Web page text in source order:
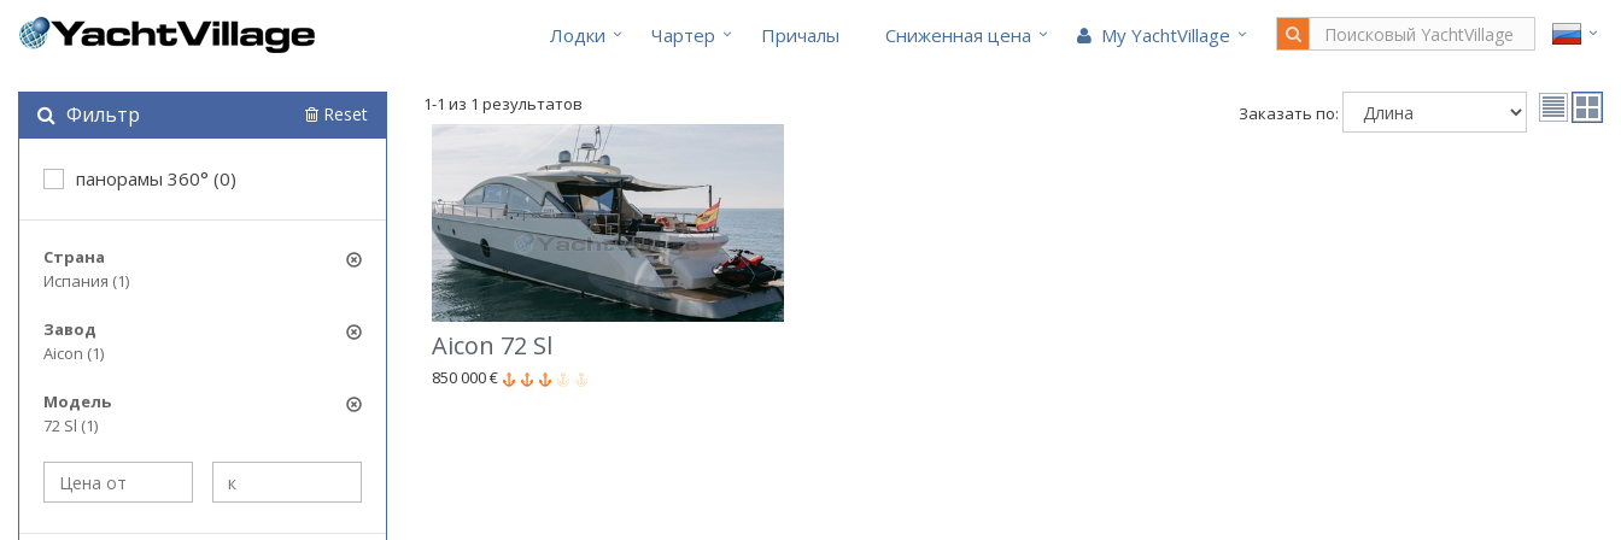
Лодки Чартер Причалы Cниженная цена My YachtVillage
Фильтр Reset
панорамы 360° (0)
Страна
Испания (1)
Завод
Aicon (1)
Модель
72 Sl (1)
1-1 из 1 результатов Заказать по:
Aicon 72 Sl
850 000 €